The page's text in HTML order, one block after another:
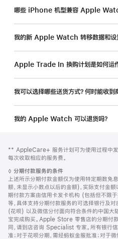
哪些 iPhone 机型兼容 Apple
我的新 Apple Watch 转移数据和设
Apple Trade In 换购计划是如何运作
我可以选择哪些送货方式？何时能收到
我的 Apple Watch 可以退货吗？
页
页
脚
脚
注
** AppleCare+ 服务计划可为使用过程中发
每次收取相应的服务费。
脚
注
◊ 分期付款服务的条件
上述所示分期付款金额仅为使用特定期数免
额，未显示小数点以后的金额)，实际支付金
期付款方案由信用卡发卡机构 (包括但不限于
等，具体支持分期付款服务的可选择银行及
(花呗) 以及微信分付面向符合条件的中国大
宝完成购买。Apple Store 零售店的分期
同，请到店咨询 Specialist 专家。所有银行
准；对于花呗分期，需经蚂蚁金服批准；对于